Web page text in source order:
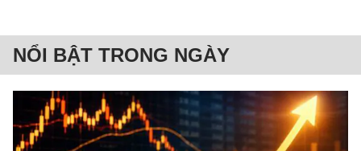
NỔI BẬT TRONG NGÀY